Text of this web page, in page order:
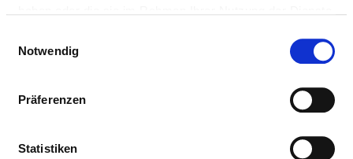
Notwendig
Präferenzen
Statistiken
KLINIK FÜR GEFÄSSCHIRURGIE UND E
NDOVASKULÄRE CHIRURGIE